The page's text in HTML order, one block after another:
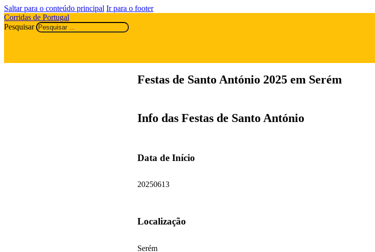
Saltar para o conteúdo principal Ir para o footer
Corridas de Portugal
Pesquisar
Festas de Santo António 2025 em Serém
Info das Festas de Santo António
Data de Início
20250613
Localização
Serém